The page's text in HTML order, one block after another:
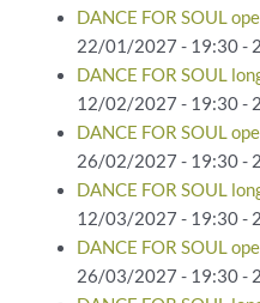
DANCE FOR SOUL
22/01/2027 - 19:30 -
DANCE FOR SOUL
12/02/2027 - 19:30 -
DANCE FOR SOUL
26/02/2027 - 19:30 -
DANCE FOR SOUL
12/03/2027 - 19:30 -
DANCE FOR SOUL
26/03/2027 - 19:30 -